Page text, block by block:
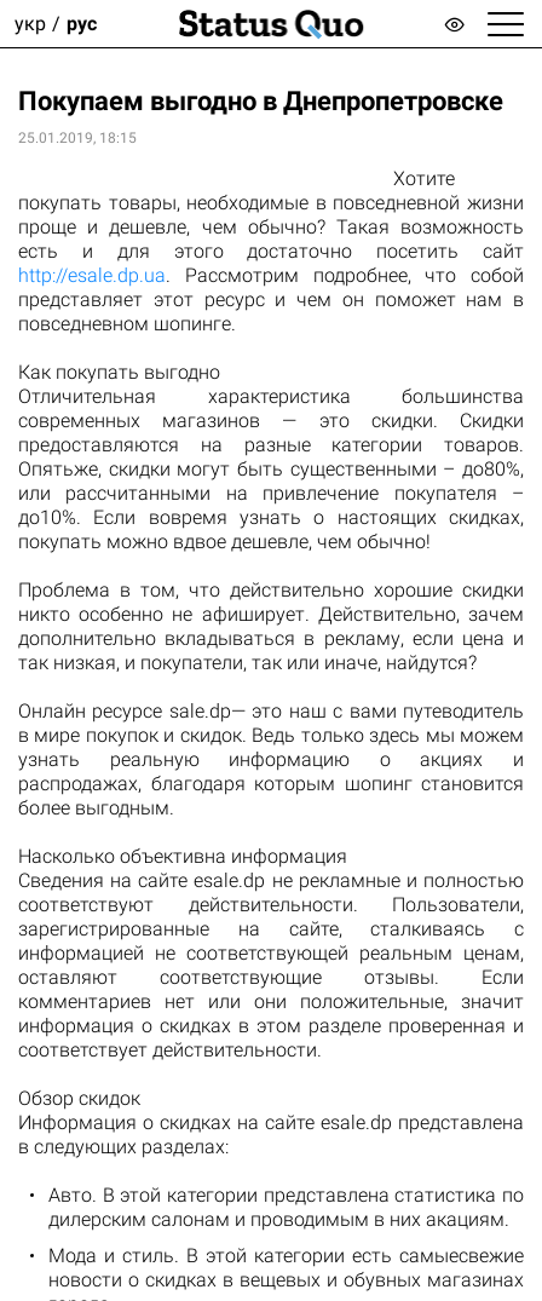
укр рус
Покупаем выгодно в Днепропетровске
25.01.2019, 18:15
Хотите
покупать товары, необходимые в повседневной жизни
проще и дешевле, чем обычно? Такая возможность
есть и для этого достаточно посетить сайт
http://esale.dp.ua. Рассмотрим подробнее, что собой
представляет этот ресурс и чем он поможет нам в
повседневном шопинге.
Как покупать выгодно
Отличительная характеристика большинства
современных магазинов — это скидки. Скидки
предоставляются на разные категории товаров.
Опятьже, скидки могут быть существенными – до80%,
или рассчитанными на привлечение покупателя –
до10%. Если вовремя узнать о настоящих скидках,
покупать можно вдвое дешевле, чем обычно!
Проблема в том, что действительно хорошие скидки
никто особенно не афиширует. Действительно, зачем
дополнительно вкладываться в рекламу, если цена и
так низкая, и покупатели, так или иначе, найдутся?
Онлайн ресурсe sale.dp— это наш с вами путеводитель
в мире покупок и скидок. Ведь только здесь мы можем
узнать реальную информацию о акциях и
распродажах, благодаря которым шопинг становится
более выгодным.
Насколько объективна информация
Сведения на сайте esale.dp не рекламные и полностью
соответствуют действительности. Пользователи,
зарегистрированные на сайте, сталкиваясь с
информацией не соответствующей реальным ценам,
оставляют соответствующие отзывы. Если
комментариев нет или они положительные, значит
информация о скидках в этом разделе проверенная и
соответствует действительности.
Обзор скидок
Информация о скидках на сайте esale.dp представлена
в следующих разделах:
Авто. В этой категории представлена статистика по
дилерским салонам и проводимым в них акациям.
Мода и стиль. В этой категории есть самыесвежие
новости о скидках в вещевых и обувных магазинах